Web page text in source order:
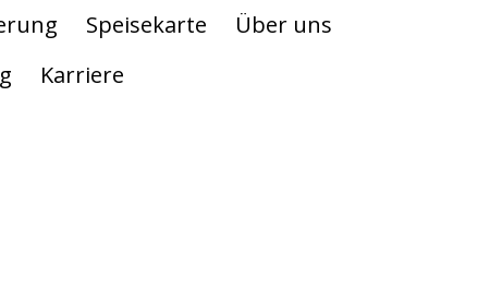
Speisekarte
Über uns
Karriere